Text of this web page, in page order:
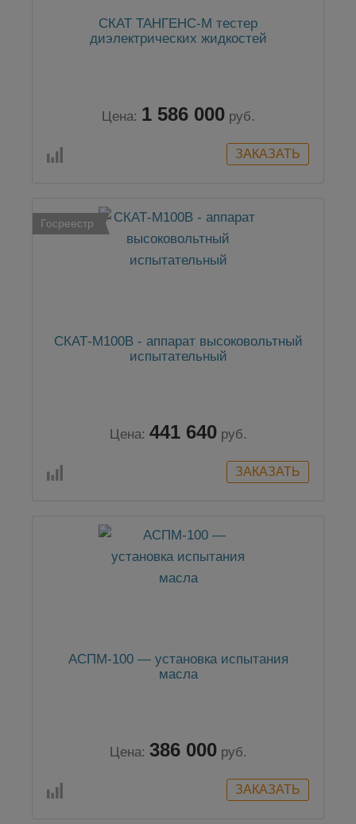
СКАТ ТАНГЕНС-М тестер
диэлектрических жидкостей
Цена: 1 586 000 руб.
Госреестр
СКАТ-М100В - аппарат высоковольтный
испытательный
Цена: 441 640 руб.
АСПМ-100 — установка испытания
масла
Цена: 386 000 руб.